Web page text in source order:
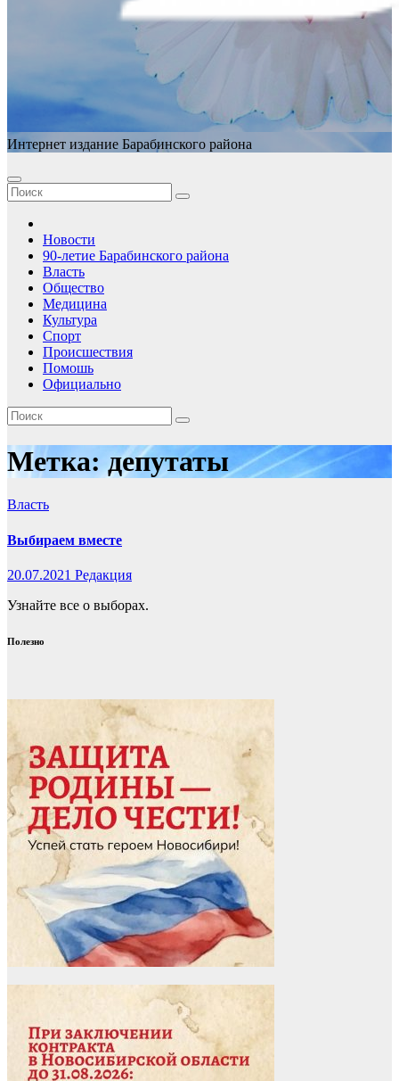
Интернет издание Барабинского района
Новости
90-летие Барабинского района
Власть
Общество
Медицина
Культура
Спорт
Происшествия
Помошь
Официально
Метка:депутаты
Власть
Выбираем вместе
20.07.2021 Редакция
Узнайте все о выборах.
Полезно